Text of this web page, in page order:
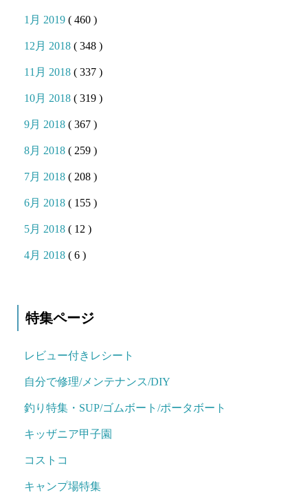
1月 2019( 460 )
12月 2018( 348 )
11月 2018( 337 )
10月 2018( 319 )
9月 2018( 367 )
8月 2018( 259 )
7月 2018( 208 )
6月 2018( 155 )
5月 2018( 12 )
4月 2018( 6 )
特集ページ
レビュー付きレシート
自分で修理/メンテナンス/DIY
釣り特集・SUP/ゴムボート/ポータボート
キッザニア甲子園
コストコ
キャンプ場特集